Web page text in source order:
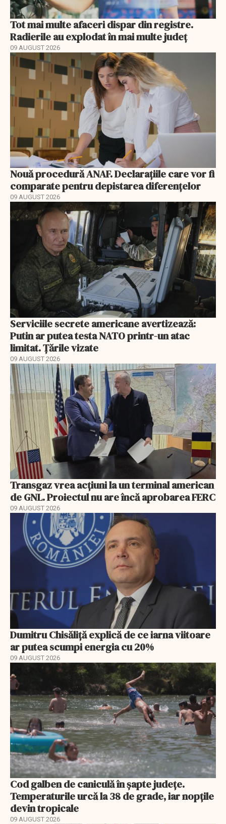
Tot mai multe afaceri dispar din registre.
Radierile au explodat în mai multe județ
09 AUGUST 2026
Nouă procedură ANAF. Declarațiile care vor fi
comparate pentru depistarea diferențelor
09 AUGUST 2026
Serviciile secrete americane avertizează:
Putin ar putea testa NATO printr-un atac
limitat. Țările vizate
09 AUGUST 2026
Transgaz vrea acțiuni la un terminal american
de GNL. Proiectul nu are încă aprobarea FERC
09 AUGUST 2026
Dumitru Chisăliță explică de ce iarna viitoare
ar putea scumpi energia cu 20%
09 AUGUST 2026
Cod galben de caniculă în șapte județe.
Temperaturile urcă la 38 de grade, iar nopțile
devin tropicale
09 AUGUST 2026